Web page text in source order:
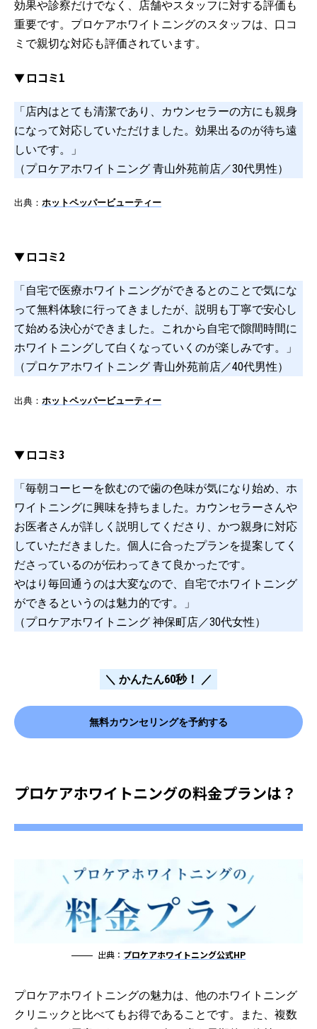
効果や診察だけでなく、店舗やスタッフに対する評価も
重要です。プロケアホワイトニングのスタッフは、口コ
ミで親切な対応も評価されています。
▼ 口コミ1
「店内はとても清潔であり、カウンセラーの方にも親身
になって対応していただけました。効果出るのが待ち遠
しいです。」
（プロケアホワイトニング 青山外苑前店／30代男性）
出典： ホットペッパービューティー
▼ 口コミ2
「自宅で医療ホワイトニングができるとのことで気にな
って無料体験に行ってきましたが、説明も丁寧で安心し
て始める決心ができました。これから自宅で隙間時間に
ホワイトニングして白くなっていくのが楽しみです。」
（プロケアホワイトニング 青山外苑前店／40代男性）
出典： ホットペッパービューティー
▼ 口コミ3
「毎朝コーヒーを飲むので歯の色味が気になり始め、ホ
ワイトニングに興味を持ちました。カウンセラーさんや
お医者さんが詳しく説明してくださり、かつ親身に対応
していただきました。個人に合ったプランを提案してく
ださっているのが伝わってきて良かったです。
やはり毎回通うのは大変なので、自宅でホワイトニング
ができるというのは魅力的です。」
（プロケアホワイトニング 神保町店／30代女性）
＼ かんたん60秒！ ／
無料カウンセリングを予約する
プロケアホワイトニングの料金プランは？
出典： プロケアホワイトニング公式HP
プロケアホワイトニングの魅力は、他のホワイトニング
クリニックと比べてもお得であることです。また、複数